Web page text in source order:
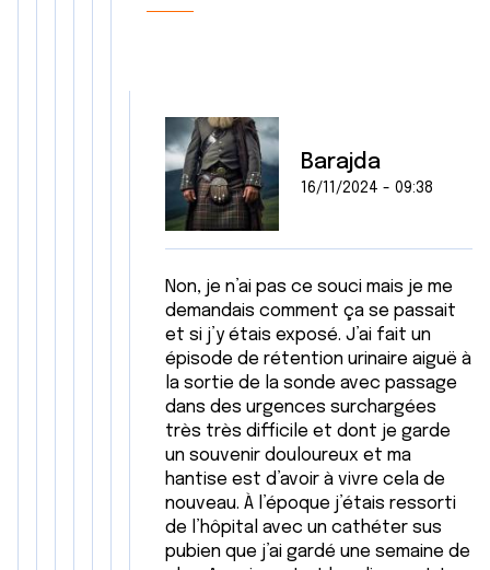
Barajda
16/11/2024 - 09:38
Non, je n’ai pas ce souci mais je me
demandais comment ça se passait
et si j’y étais exposé. J’ai fait un
épisode de rétention urinaire aiguë à
la sortie de la sonde avec passage
dans des urgences surchargées
très très difficile et dont je garde
un souvenir douloureux et ma
hantise est d’avoir à vivre cela de
nouveau. À l’époque j’étais ressorti
de l’hôpital avec un cathéter sus
pubien que j’ai gardé une semaine de